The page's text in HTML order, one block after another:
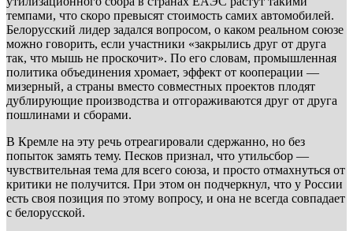
темпами, что скоро превысят стоимость самих автомобилей.
Белорусский лидер задался вопросом, о каком реальном союзе
можно говорить, если участники «закрылись друг от друга
так, что мышь не проскочит». По его словам, промышленная
политика объединения хромает, эффект от кооперации —
мизерный, а страны вместо совместных проектов плодят
дублирующие производства и отгораживаются друг от друга
пошлинами и сборами.
В Кремле на эту речь отреагировали сдержанно, но без
попыток замять тему. Песков признал, что утильсбор —
чувствительная тема для всего союза, и просто отмахнуться от
критики не получится. При этом он подчеркнул, что у России
есть своя позиция по этому вопросу, и она не всегда совпадает
с белорусской.